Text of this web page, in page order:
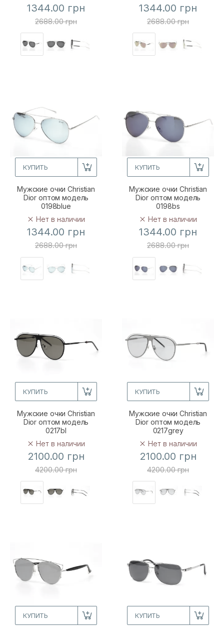
1344.00 грн
2688.00 грн
1344.00 грн
2688.00 грн
КУПИТЬ
Мужские очки Christian
Dior оптом модель
0198blue
Нет в наличии
1344.00 грн
2688.00 грн
КУПИТЬ
Мужские очки Christian
Dior оптом модель
0198bs
Нет в наличии
1344.00 грн
2688.00 грн
КУПИТЬ
Мужские очки Christian
Dior оптом модель
0217bl
Нет в наличии
2100.00 грн
4200.00 грн
КУПИТЬ
Мужские очки Christian
Dior оптом модель
0217grey
Нет в наличии
2100.00 грн
4200.00 грн
КУПИТЬ КУПИТЬ